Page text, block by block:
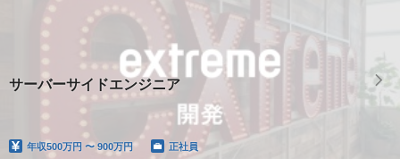
サーバーサイドエンジニア
年収500万円 〜 900万円 正社員